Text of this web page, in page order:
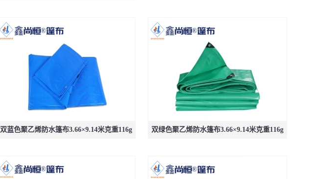
双蓝色聚乙烯防水篷布3.66×9.14米克重116g 双绿色聚乙烯防水篷布3.66×9.14米克重116g